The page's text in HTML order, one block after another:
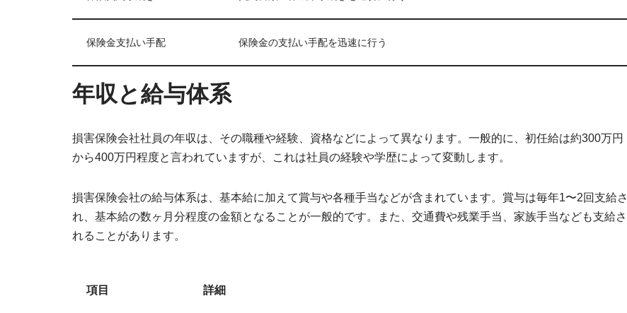
保険金支払い手配 保険金の支払い手配を迅速に行う
年収と給与体系
損害保険会社社員の年収は、その職種や経験、資格などによって異なります。一般的に、初任給は約300万円
から400万円程度と言われていますが、これは社員の経験や学歴によって変動します。
損害保険会社の給与体系は、基本給に加えて賞与や各種手当などが含まれています。賞与は毎年1〜2回支給さ
れ、基本給の数ヶ月分程度の金額となることが一般的です。また、交通費や残業手当、家族手当なども支給さ
れることがあります。
項目 詳細